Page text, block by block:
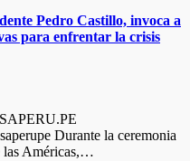
Pedro Castillo, invoca a
para enfrentar la crisis
Durante la ceremonia
las Américas,…